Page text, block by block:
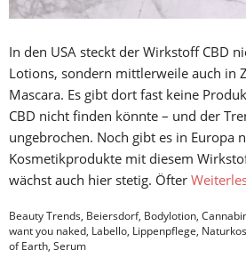
In den USA steckt der Wirkstoff CBD
Lotions, sondern mittlerweile auch in
Mascara. Es gibt dort fast keine
CBD nicht finden könnte – und der
ungebrochen. Noch gibt es in Europa
Kosmetikprodukte mit diesem
wächst auch hier stetig. Öfter
Beauty Trends, Beiersdorf, Bodylotion,
want you naked, Labello, Lippenpflege,
of Earth, Serum